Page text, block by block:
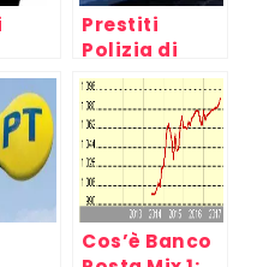
Prestiti
Polizia di
Stato –
Finanziamenti
Personali
Cos’è Banco